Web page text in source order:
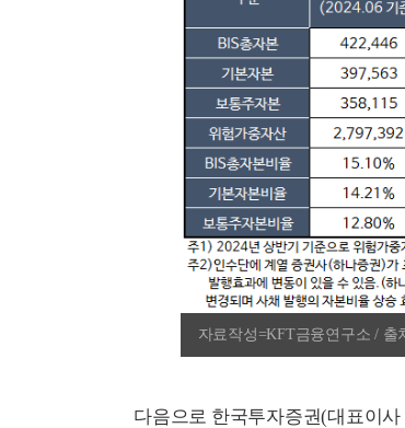
자료작성=KFT금융연구소 / 출
다음으로 한국투자증권(대표이사